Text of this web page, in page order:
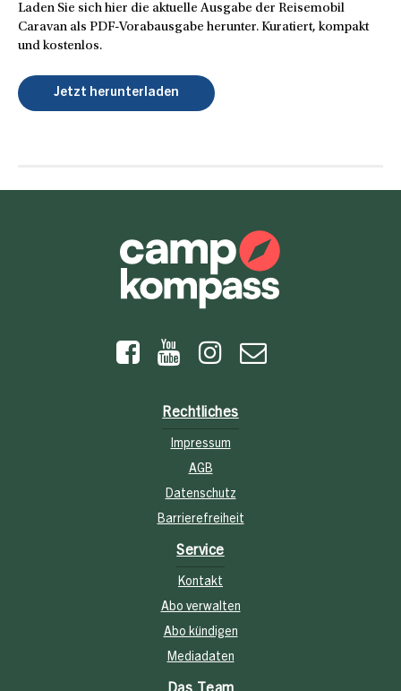
Laden Sie sich hier die aktuelle Ausgabe der Reisemobil
Caravan als PDF-Vorabausgabe herunter. Kuratiert, kompakt
und kostenlos.
Jetzt herunterladen
Rechtliches
Impressum
AGB
Datenschutz
Barrierefreiheit
Service
Kontakt
Abo verwalten
Abo kündigen
Mediadaten